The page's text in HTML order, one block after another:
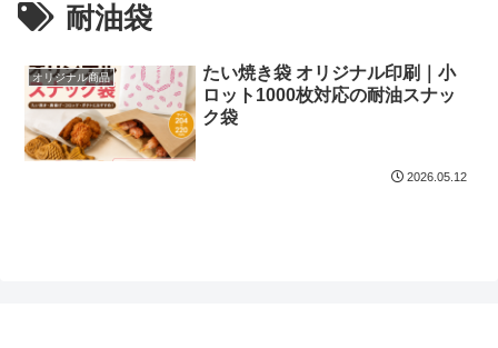
耐油袋
オリジナル商品
たい焼き袋 オリジナル印刷｜小
ロット1000枚対応の耐油スナッ
ク袋
2026.05.12